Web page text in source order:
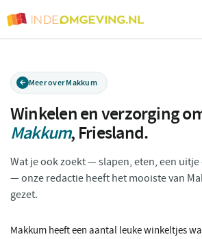
Meer over Makkum
Winkelen en verzorging
Makkum, Friesland.
Wat je ook zoekt — slapen, eten, een
— onze redactie heeft het mooiste van
gezet.
Makkum heeft een aantal leuke winkeltjes